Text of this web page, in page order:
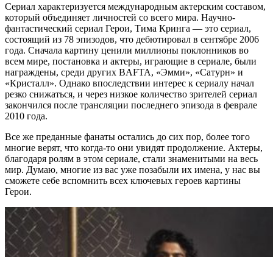
Сериал характеризуется международным актерским составом,
который объединяет личностей со всего мира. Научно-
фантастический сериал Герои, Тима Кринга — это сериал,
состоящий из 78 эпизодов, что дебютировал в сентябре 2006
года. Сначала картину ценили миллионы поклонников во
всем мире, постановка и актеры, играющие в сериале, были
награждены, среди других BAFTA, «Эмми», «Сатурн» и
«Кристалл». Однако впоследствии интерес к сериалу начал
резко снижаться, и через низкое количество зрителей сериал
закончился после трансляции последнего эпизода в феврале
2010 года.
Все же преданные фанаты остались до сих пор, более того
многие верят, что когда-то они увидят продолжение. Актеры,
благодаря ролям в этом сериале, стали знаменитыми на весь
мир. Думаю, многие из вас уже позабыли их имена, у нас вы
сможете себе вспомнить всех ключевых героев картины
Герои.